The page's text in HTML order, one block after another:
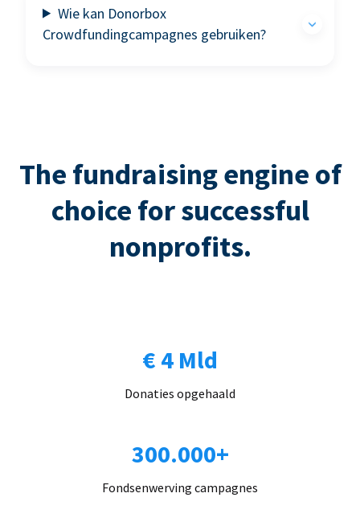
Wie kan Donorbox
Crowdfundingcampagnes gebruiken?
The fundraising engine of
choice for successful
nonprofits.
€ 4 Mld
Donaties opgehaald
300.000+
Fondsenwerving campagnes